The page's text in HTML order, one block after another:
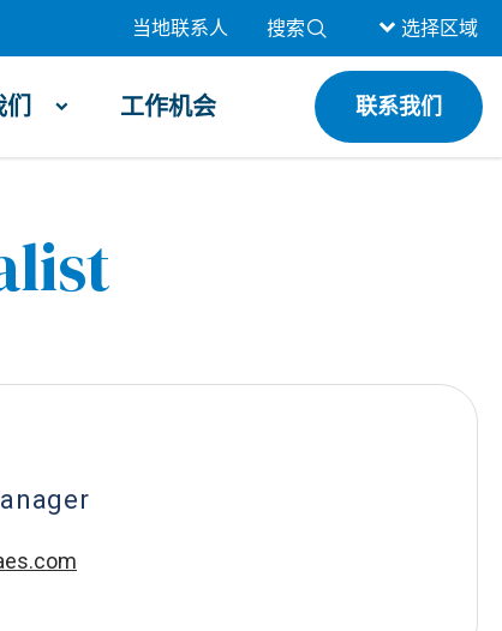
当地联系人 搜索 选择区域
工作机会 联系我们